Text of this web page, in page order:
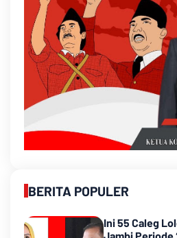
BERITA POPULER
Ini 55 Caleg
Jambi Periode